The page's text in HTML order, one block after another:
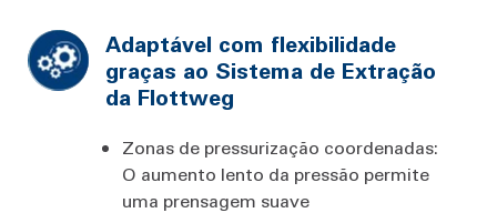
Adaptável com flexibilidade
graças ao Sistema de Extração
da Flottweg
Zonas de pressurização coordenadas:
O aumento lento da pressão permite
uma prensagem suave